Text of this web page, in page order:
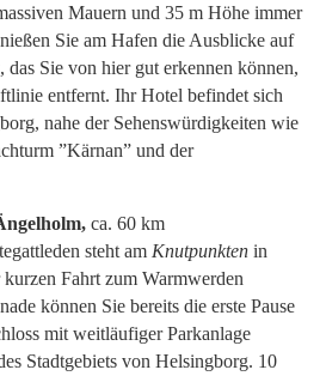
Mauern und 35 m Höhe immer
Sie am Hafen die Ausblicke auf
das Sie von hier gut erkennen können,
entfernt. Ihr Hotel befindet sich
nahe der Sehenswürdigkeiten wie
”Kärnan” und der
ca. 60 km
steht am Knutpunkten in
Fahrt zum Warmwerden
können Sie bereits die erste Pause
mit weitläufiger Parkanlage
Stadtgebiets von Helsingborg. 10